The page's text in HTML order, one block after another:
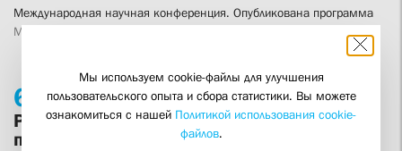
Международная научная конференция. Опубликована программа
Москва, Свято-Филаретовский институт
6. 10 19:00
Религиозная политика при Временном
правительстве
Мы используем cookie-файлы для улучшения
пользовательского опыта и сбора статистики. Вы можете
ознакомиться с нашей Политикой использования cookie-
файлов.